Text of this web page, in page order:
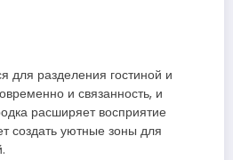
для разделения гостиной и
и связанность, и
расширяет восприятие
создать уютные зоны для